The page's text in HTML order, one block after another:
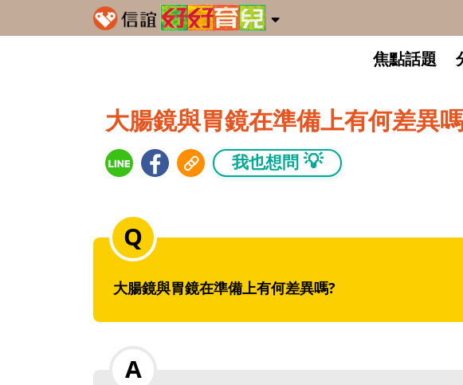
焦點話題
大腸鏡與胃鏡在準備上有何差異
我也想問 💡
大腸鏡與胃鏡在準備上有何差異嗎?